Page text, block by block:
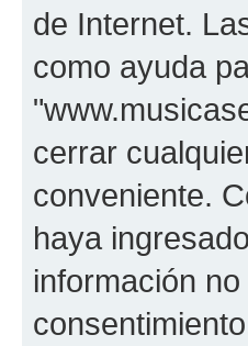
de Internet.
como ayuda
cerrar
conveniente.
haya
información